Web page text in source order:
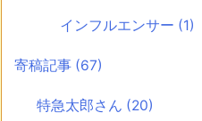
インフルエンサー (1)
寄稿記事 (67)
特急太郎さん (20)